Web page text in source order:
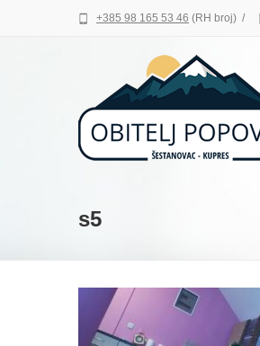
+385 98 165 53 46 (RH broj) /
s5